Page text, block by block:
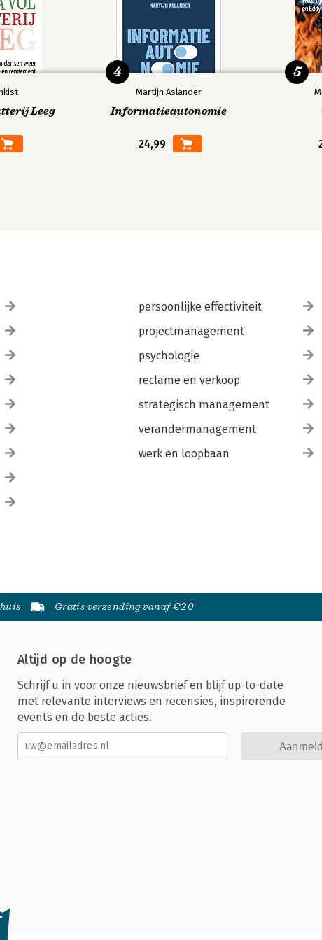
Leeg
Martijn Aslander
Informatieautonomie
24,99
4 5
persoonlijke effectiviteit
projectmanagement
psychologie
reclame en verkoop
strategisch management
verandermanagement
werk en loopbaan
Gratis verzending vanaf €20
Altijd op de hoogte
Schrijf u in voor onze nieuwsbrief en blijf up-to-date
met relevante interviews en recensies, inspirerende
events en de beste acties.